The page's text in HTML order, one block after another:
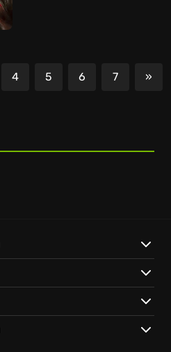
4 5 6 7 »